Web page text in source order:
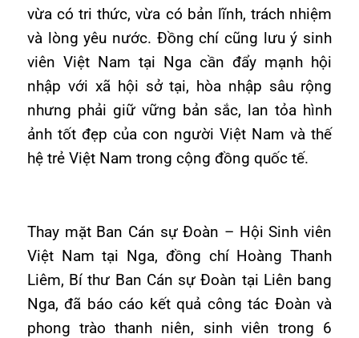
vừa có tri thức, vừa có bản lĩnh, trách nhiệm
và lòng yêu nước. Đồng chí cũng lưu ý sinh
viên Việt Nam tại Nga cần đẩy mạnh hội
nhập với xã hội sở tại, hòa nhập sâu rộng
nhưng phải giữ vững bản sắc, lan tỏa hình
ảnh tốt đẹp của con người Việt Nam và thế
hệ trẻ Việt Nam trong cộng đồng quốc tế.
Thay mặt Ban Cán sự Đoàn – Hội Sinh viên
Việt Nam tại Nga, đồng chí Hoàng Thanh
Liêm, Bí thư Ban Cán sự Đoàn tại Liên bang
Nga, đã báo cáo kết quả công tác Đoàn và
phong trào thanh niên, sinh viên trong 6